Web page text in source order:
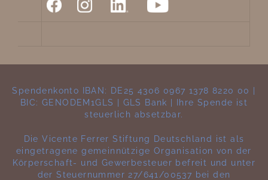
Spendenkonto IBAN: DE25 4306 0967 1378 8220 00 |
BIC: GENODEM1GLS | GLS Bank | Ihre Spende ist
steuerlich absetzbar.
Die Vicente Ferrer Stiftung Deutschland ist als
eingetragene gemeinnützige Organisation von der
Körperschaft- und Gewerbesteuer befreit und unter
der Steuernummer 27/641/00537 bei den